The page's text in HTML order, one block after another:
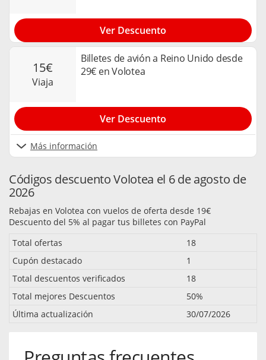
Ver Descuento
15€
viaja
Billetes de avión a Reino Unido desde
29€ en Volotea
Más información
Ver Descuento
Códigos descuento Volotea el 6 de agosto de
2026
Rebajas en Volotea con vuelos de oferta desde 19€
Descuento del 5% al pagar tus billetes con PayPal
Total ofertas
18
Cupón destacado
1
Total descuentos verificados
18
Total mejores Descuentos
50%
Última actualización
30/07/2026